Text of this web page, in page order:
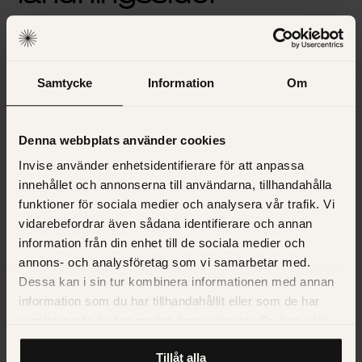
Samtycke Information Om
Denna webbplats använder cookies
Invise använder enhetsidentifierare för att anpassa
innehållet och annonserna till användarna, tillhandahålla
funktioner för sociala medier och analysera vår trafik. Vi
vidarebefordrar även sådana identifierare och annan
information från din enhet till de sociala medier och
annons- och analysföretag som vi samarbetar med.
Dessa kan i sin tur kombinera informationen med annan
information som du har tillhandahållit eller som de har
att klicka på “information” för att välja och justera vilka
Tillåt alla
I HubSpot Marketing kan du skapa snygga
call to actions
för att optimera din konvertering. Du kan också bygga
kopplas såklart till dina rapporter, där du enkelt kan se hur
landningssidor presterar.
Följ upp hur många nya kontakter du får och
hur landingssidorna levererar.
Marketing automation